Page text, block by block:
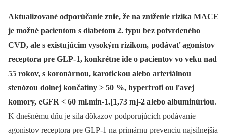
Aktualizované odporúčanie znie, že na zníženie rizika MACE
je možné pacientom s diabetom 2. typu bez potvrdeného
CVD, ale s existujúcim vysokým rizikom, podávať agonistov
receptora pre GLP-1, konkrétne ide o pacientov vo veku nad
55 rokov, s koronárnou, karotickou alebo arteriálnou
stenózou dolnej končatiny > 50 %, hypertrofi ou ľavej
komory, eGFR < 60 ml.min-1.[1,73 m]-2 alebo albuminúriou.
K dnešnému dňu je sila dôkazov podporujúcich podávanie
agonistov receptora pre GLP-1 na primárnu prevenciu najsilnejšia